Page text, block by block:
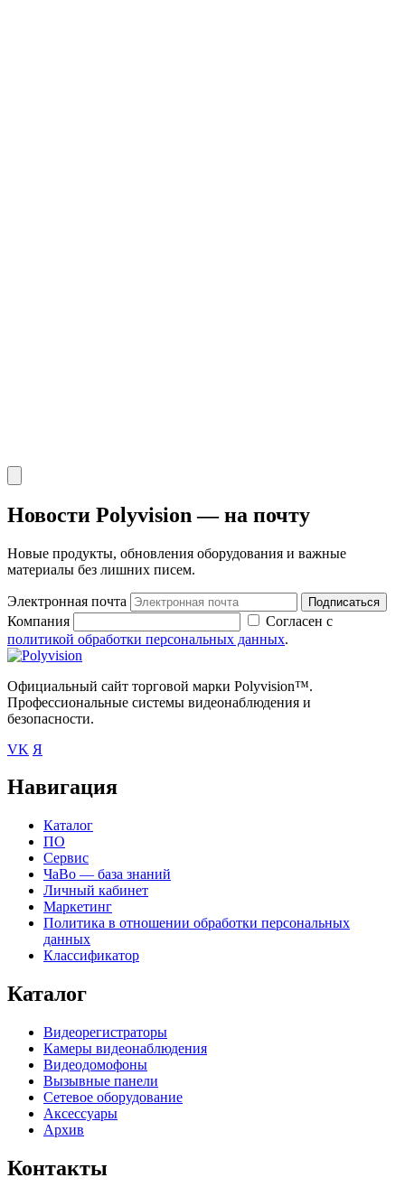
Новости Polyvision — на почту
Новые продукты, обновления оборудования и важные
материалы без лишних писем.
Электронная почта Подписаться
Компания
Согласен с
политикой обработки персональных данных.
Официальный сайт торговой марки Polyvision™.
Профессиональные системы видеонаблюдения и
безопасности.
VK Я
Навигация
Каталог
ПО
Сервис
ЧаВо — база знаний
Личный кабинет
Маркетинг
Политика в отношении обработки персональных
данных
Классификатор
Каталог
Видеорегистраторы
Камеры видеонаблюдения
Видеодомофоны
Вызывные панели
Сетевое оборудование
Аксессуары
Архив
Контакты